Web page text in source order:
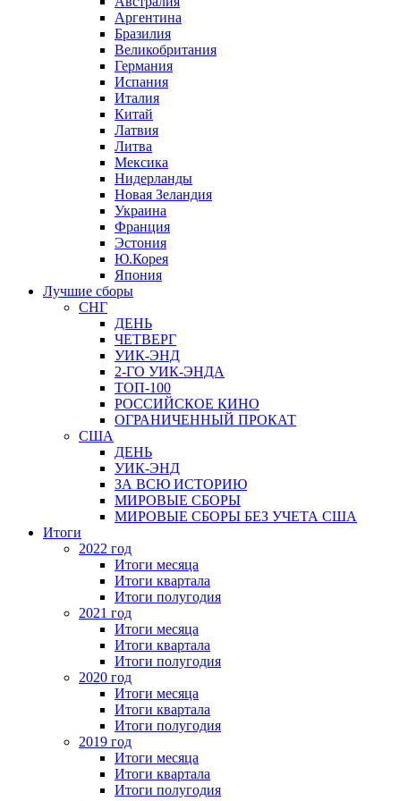
Аргентина
Бразилия
Великобритания
Германия
Испания
Италия
Китай
Латвия
Литва
Мексика
Нидерланды
Новая Зеландия
Украина
Франция
Эстония
Ю.Корея
Япония
Лучшие сборы
СНГ
ДЕНЬ
ЧЕТВЕРГ
УИК-ЭНД
2-ГО УИК-ЭНДА
ТОП-100
РОССИЙСКОЕ КИНО
ОГРАНИЧЕННЫЙ ПРОКАТ
США
ДЕНЬ
УИК-ЭНД
ЗА ВСЮ ИСТОРИЮ
МИРОВЫЕ СБОРЫ
МИРОВЫЕ СБОРЫ БЕЗ УЧЕТА США
Итоги
2022 год
Итоги месяца
Итоги квартала
Итоги полугодия
2021 год
Итоги месяца
Итоги квартала
Итоги полугодия
2020 год
Итоги месяца
Итоги квартала
Итоги полугодия
2019 год
Итоги месяца
Итоги квартала
Итоги полугодия